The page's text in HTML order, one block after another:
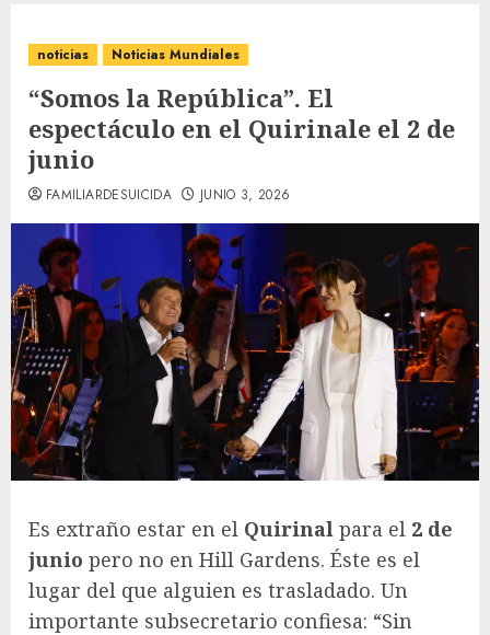
noticias Noticias Mundiales
“Somos la República”. El
espectáculo en el Quirinale el 2 de
junio
FAMILIARDESUICIDA JUNIO 3, 2026
Es extraño estar en el Quirinal para el 2 de
junio pero no en Hill Gardens. Éste es el
lugar del que alguien es trasladado. Un
importante subsecretario confiesa: “Sin